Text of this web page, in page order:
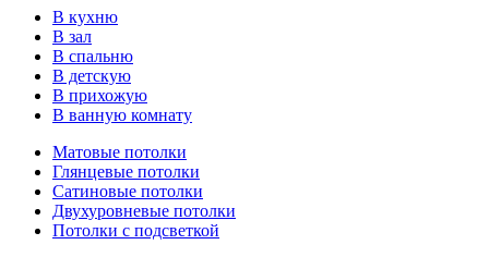
В кухню
В зал
В спальню
В детскую
В прихожую
В ванную комнату
Матовые потолки
Глянцевые потолки
Сатиновые потолки
Двухуровневые потолки
Потолки с подсветкой